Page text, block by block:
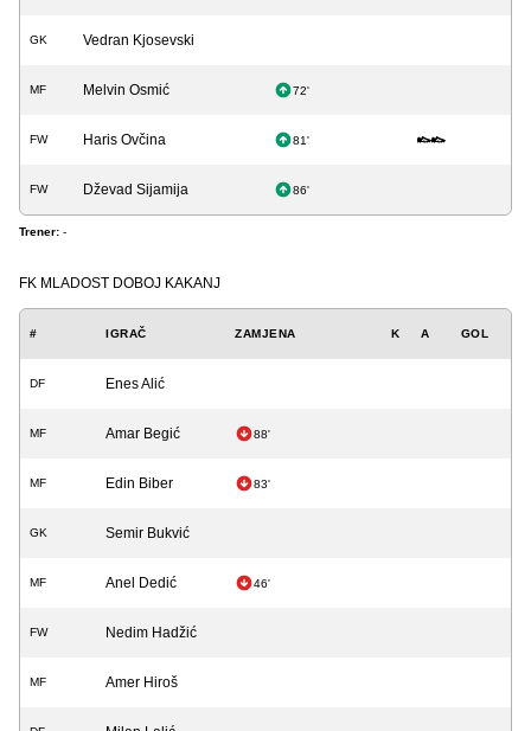
GK Vedran Kjosevski
MF Melvin Osmić 72'
FW Haris Ovčina 81'
FW Dževad Sijamija 86'
Trener: -
FK MLADOST DOBOJ KAKANJ
# IGRAČ ZAMJENA K A GOL
DF Enes Alić
MF Amar Begić 88'
MF Edin Biber 83'
GK Semir Bukvić
MF Anel Dedić 46'
FW Nedim Hadžić
MF Amer Hiroš